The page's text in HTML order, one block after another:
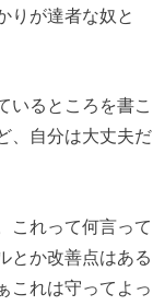
りが達者な奴と
いるところを書こ
、自分は大丈夫だ
これって何言って
とか改善点はある
これは守ってよっ